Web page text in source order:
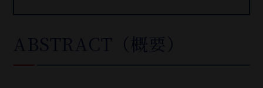
ABSTRACT（概要）